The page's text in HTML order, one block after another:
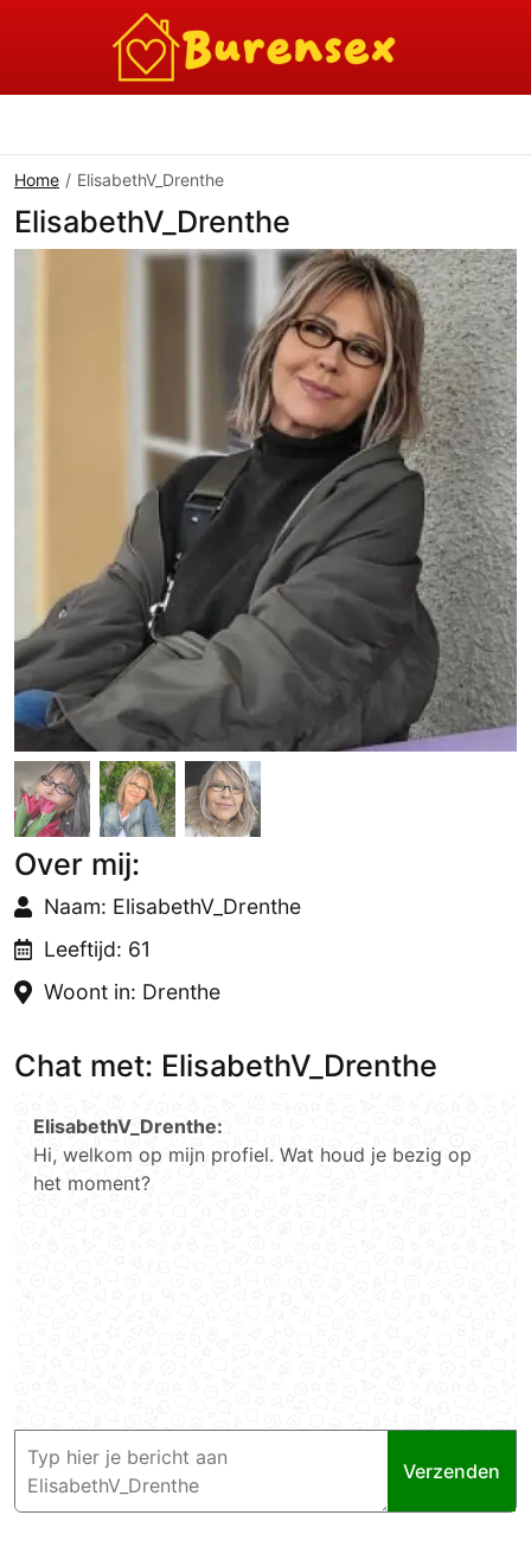
Home ElisabethV_Drenthe
ElisabethV_Drenthe
Over mij:
Naam: ElisabethV_Drenthe
Leeftijd: 61
Woont in: Drenthe
Chat met: ElisabethV_Drenthe
ElisabethV_Drenthe:
Hi, welkom op mijn profiel. Wat houd je bezig op
het moment?
Verzenden